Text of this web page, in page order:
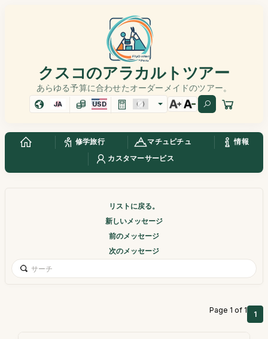
クスコのアラカルトツアー
あらゆる予算に合わせたオーダーメイドのツアー。
JA USD
修学旅行 マチュピチュ
情報
カスタマーサービス
リストに戻る。
新しいメッセージ
前のメッセージ
次のメッセージ
Page 1 of 1 1